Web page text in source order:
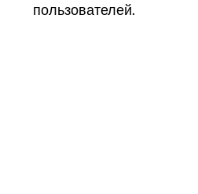
пользователей.